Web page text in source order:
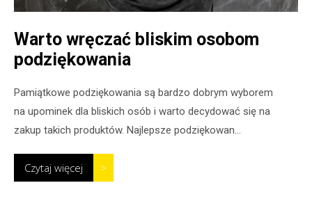
Warto wręczać bliskim osobom
podziękowania
Pamiątkowe podziękowania są bardzo dobrym wyborem
na upominek dla bliskich osób i warto decydować się na
zakup takich produktów. Najlepsze podziękowan...
Czytaj więcej >